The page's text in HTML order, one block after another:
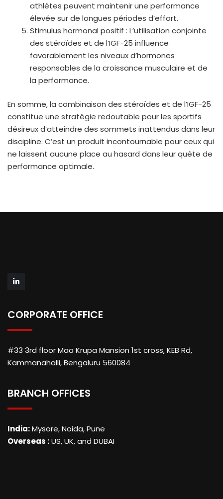
athlètes peuvent maintenir une performance
élevée sur de longues périodes d’effort.
Stimulus hormonal positif : L’utilisation conjointe
des stéroïdes et de l’IGF-25 influence
favorablement les niveaux d’hormones
responsables de la croissance musculaire et de
la performance.
En somme, la combinaison des stéroïdes et de l’IGF-25
constitue une stratégie redoutable pour les sportifs
désireux d’atteindre des sommets inattendus dans leur
discipline. C’est un produit incontournable pour ceux qui
ne laissent aucune place au hasard dans leur quête de
performance optimale.
CORPORATE OFFICE
#33 3rd floor Maa Krupa Mansion 1st cross, KEB Rd,
Kammanahalli, Bengaluru 560084
BRANCH OFFICES
India:Mysore, Noida, Pune
Overseas :US, UK, and DUBAI